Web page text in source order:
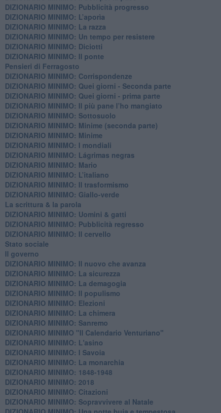
DIZIONARIO MINIMO: Pubblicità progresso
DIZIONARIO MINIMO: L’aporìa
DIZIONARIO MINIMO: La razza
DIZIONARIO MINIMO: Un tempo per resistere
DIZIONARIO MINIMO: Diciotti
DIZIONARIO MINIMO: Il ponte
Pensieri di Ferragosto
DIZIONARIO MINIMO: Corrispondenze
DIZIONARIO MINIMO: Quei giorni - Seconda parte
DIZIONARIO MINIMO: Quei giorni - prima parte
DIZIONARIO MINIMO: Il più pane l’ho mangiato
DIZIONARIO MINIMO: Sottosuolo
DIZIONARIO MINIMO: Minime (seconda parte)
DIZIONARIO MINIMO: Minime
DIZIONARIO MINIMO: ​I mondiali
DIZIONARIO MINIMO: ​Lágrimas negras
DIZIONARIO MINIMO: Mario
DIZIONARIO MINIMO: L’italiano
DIZIONARIO MINIMO: Il trasformismo
DIZIONARIO MINIMO: Giallo-verde
La scrittura & la parola
​DIZIONARIO MINIMO: Uomini & gatti
DIZIONARIO MINIMO: ​Pubblicità regresso
DIZIONARIO MINIMO: Il cervello
Stato sociale
Il governo
DIZIONARIO MINIMO: Il nuovo che avanza
DIZIONARIO MINIMO: La sicurezza
DIZIONARIO MINIMO: La demagogia
DIZIONARIO MINIMO: Il populismo
DIZIONARIO MINIMO: Elezioni
DIZIONARIO MINIMO: La chimera
DIZIONARIO MINIMO: Sanremo
DIZIONARIO MINIMO "Il Calendario Venturiano"
DIZIONARIO MINIMO: L'asino
DIZIONARIO MINIMO: I Savoia
DIZIONARIO MINIMO: La monarchia
DIZIONARIO MINIMO: 1848-1948
DIZIONARIO MINIMO: 2018
DIZIONARIO MINIMO: Citazioni
DIZIONARIO MINIMO: ​Sopravvivere al Natale